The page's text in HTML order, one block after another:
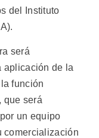
del Instituto
será
aplicación de la
función
que será
un equipo
comercialización